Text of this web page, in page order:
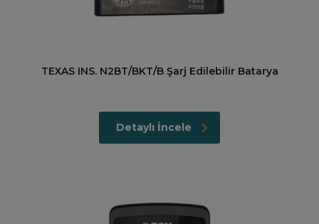
TEXAS INS. N2BT/BKT/B Şarj Edilebilir Batarya
Detaylı İncele